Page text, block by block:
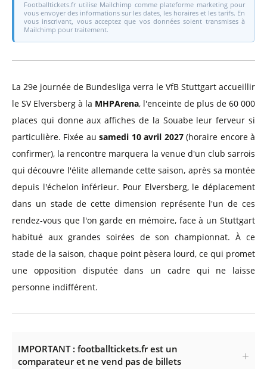
Footballtickets.fr utilise Mailchimp comme plateforme marketing pour
vous envoyer des informations sur les dates, les horaires et les tarifs. En
vous inscrivant, vous acceptez que vos données soient transmises à
Mailchimp pour traitement.
La 29e journée de Bundesliga verra le VfB Stuttgart accueillir
le SV Elversberg à la MHPArena, l'enceinte de plus de 60 000
places qui donne aux affiches de la Souabe leur ferveur si
particulière. Fixée ausamedi 10 avril 2027(horaire encore à
confirmer), la rencontre marquera la venue d'un club sarrois
qui découvre l'élite allemande cette saison, après sa montée
depuis l'échelon inférieur. Pour Elversberg, le déplacement
dans un stade de cette dimension représente l'un de ces
rendez-vous que l'on garde en mémoire, face à un Stuttgart
habitué aux grandes soirées de son championnat. À ce
stade de la saison, chaque point pèsera lourd, ce qui promet
une opposition disputée dans un cadre qui ne laisse
personne indifférent.
IMPORTANT : footballtickets.fr est un
comparateur et ne vend pas de billets